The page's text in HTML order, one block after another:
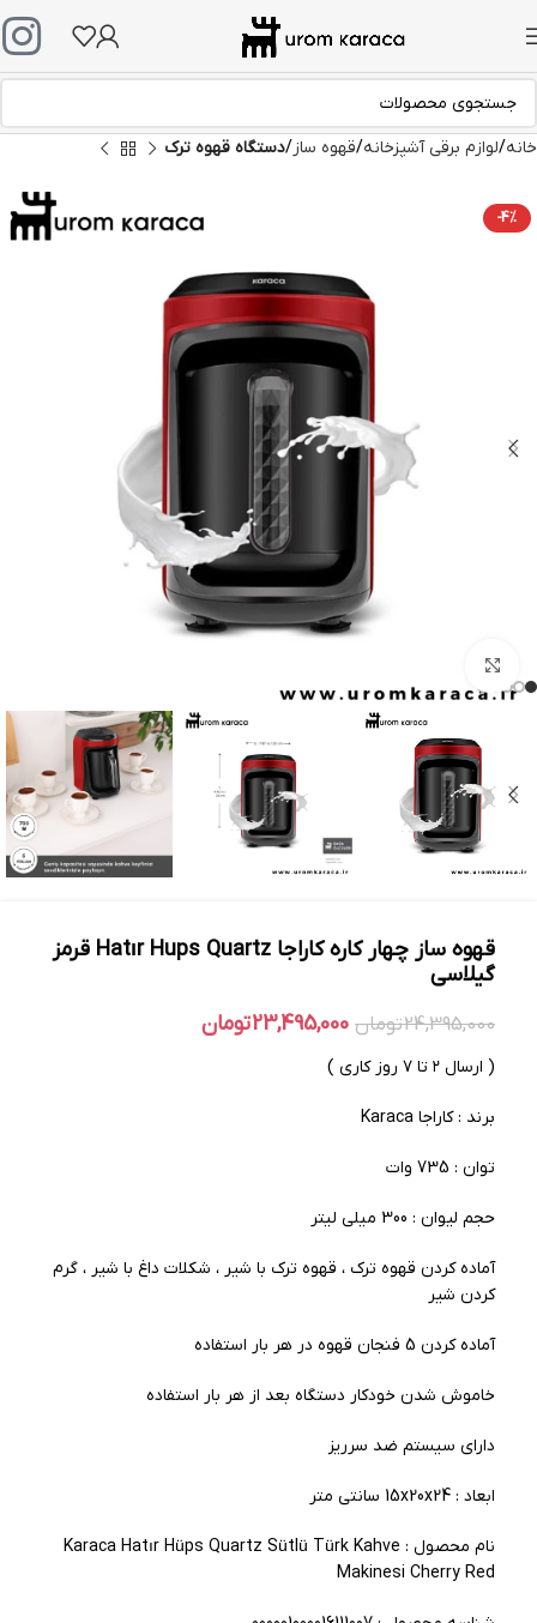
خانه لوازم برقی آشپزخانه قهوه ساز دستگاه قهوه ترک
-4%
قهوه ساز چهار کاره کاراجا Hatır Hups Quartz قرمز
گیلاسی
24,395,000تومان 23,495,000تومان
( ارسال ۲ تا ۷ روز کاری )
برند : کاراجا Karaca
توان : 735 وات
حجم لیوان : 300 میلی لیتر
آماده کردن قهوه ترک ، قهوه ترک با شیر ، شکلات داغ با شیر ، گرم
کردن شیر
آماده کردن 5 فنجان قهوه در هر بار استفاده
خاموش شدن خودکار دستگاه بعد از هر بار استفاده
دارای سیستم ضد سرریز
ابعاد : 15x20x24 سانتی متر
نام محصول : Karaca Hatır Hüps Quartz Sütlü Türk Kahve
Makinesi Cherry Red